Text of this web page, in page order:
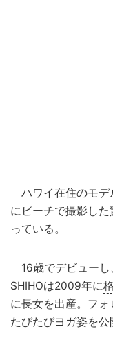
ハワイ在住のモデ
にビーチで撮影し
っている。
16歳でデビューし
SHIHOは2009年に
に長女を出産。フ
たびたびヨガ姿を公